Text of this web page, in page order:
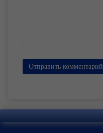
Отправить комментарий